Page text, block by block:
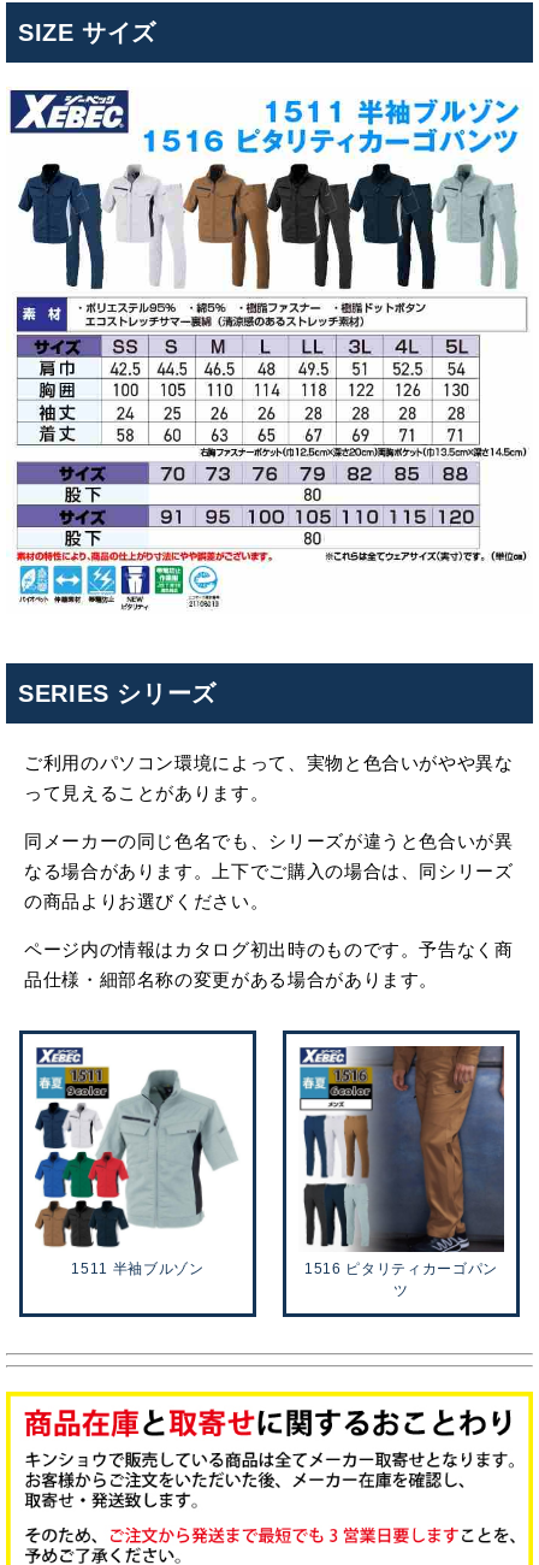
SIZE サイズ
SERIES シリーズ
ご利用のパソコン環境によって、実物と色合いがやや異な
って見えることがあります。
同メーカーの同じ色名でも、シリーズが違うと色合いが異
なる場合があります。上下でご購入の場合は、同シリーズ
の商品よりお選びください。
ページ内の情報はカタログ初出時のものです。予告なく商
品仕様・細部名称の変更がある場合があります。
1511 半袖ブルゾン
1516 ピタリティカーゴパン
ツ